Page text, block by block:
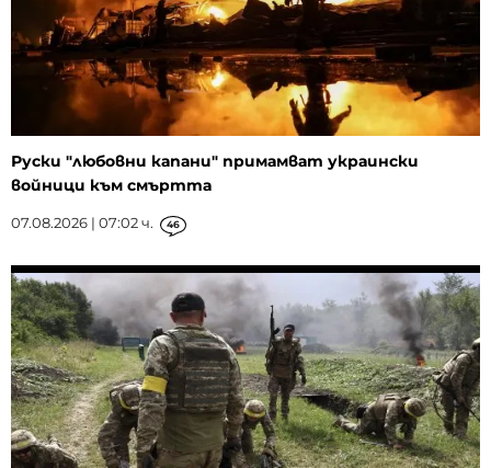
Руски "любовни капани" примамват украински
войници към смъртта
07.08.2026 | 07:02 ч. 46